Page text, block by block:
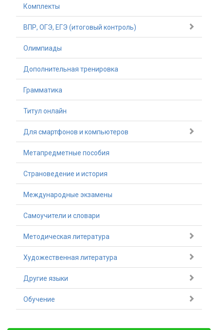
Комплекты
ВПР, ОГЭ, ЕГЭ (итоговый контроль)
Олимпиады
Дополнительная тренировка
Грамматика
Титул онлайн
Для смартфонов и компьютеров
Метапредметные пособия
Страноведение и история
Международные экзамены
Самоучители и словари
Методическая литература
Художественная литература
Другие языки
Обучение